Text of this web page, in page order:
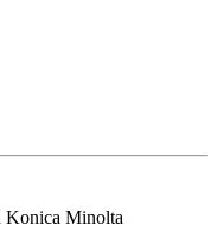
Konica Minolta